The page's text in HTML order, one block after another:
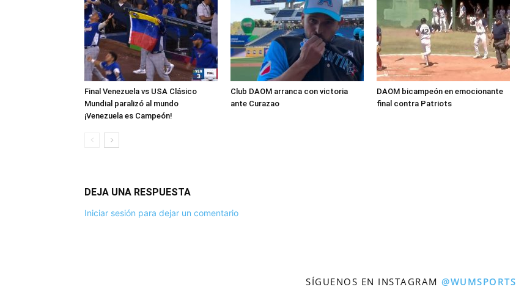
Final Venezuela vs USA Clásico
Mundial paralizó al mundo
¡Venezuela es Campeón!
Club DAOM arranca con victoria
ante Curazao
DAOM bicampeón en emocionante
final contra Patriots
DEJA UNA RESPUESTA
Iniciar sesión para dejar un comentario
SÍGUENOS EN INSTAGRAM @WUMSPORTS